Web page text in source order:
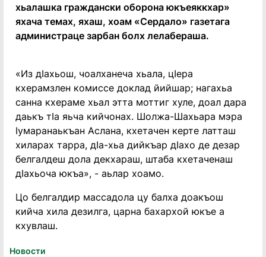
Новости
хьалашка граждански оборона юкъеяккхар»
яхача темах, яхаш, хоам «Сердало» газетага
администраце зарбан болх лелабераша.
«Из дӀахьош, чоалханеча хьала, цӀера
кхерамзлен комиссе доклад йийшар; нагахьа
санна кхераме хьал этта моттиг хуле, доал дара
даькъ тӀа яьча кийчонах. Шолжа-Шахьара мэра
Ӏумаранаькъан Аслана, кхетачен керте латташ
хиларах тарра, дӀа-хьа дийкъар дӀахо де дезар
белгалдеш дола декхараш, штаба кхетаченаш
дӀахьоча юкъа», - аьлар хоамо.
Цо белгалдир массадола цу балха доакъош
кийча хила дезилга, царна бахархой юкъе а
кхувлаш.